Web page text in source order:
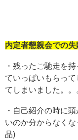
内定者懇親会での失
・残ったご馳走を
ていっぱいもらっ
てしまいました。
・自己紹介の時に
いのか分からなく
品)